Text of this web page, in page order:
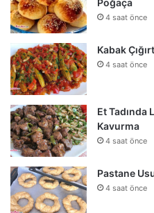
4 saat önce
Kabak
4 saat önce
Et Tadında
Kavurma
4 saat önce
Pastane
4 saat önce